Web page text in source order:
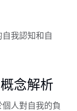
我認知和自
念解析
人對自我的負